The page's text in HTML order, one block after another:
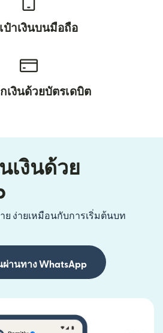
ป๋าเงินบนมือถือ
เงินด้วยบัตรเดบิต
เงินด้วย
ย ง่ายเหมือนกับการเริ่มต้นบท
านทาง WhatsApp